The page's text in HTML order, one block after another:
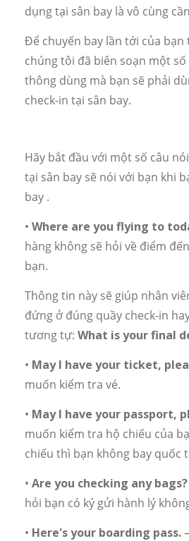
dụng tại sân bay là vô cùng
Để chuyến bay lần tới của
chúng tôi đã biên soạn một
thông dùng mà bạn sẽ phải
check-in tại sân bay.
Hãy bắt đầu với một số câu
tại sân bay sẽ nói với bạn khi
bay .
• Where are you flying to
hàng không sẽ hỏi về điểm
bạn.
Thông tin này sẽ giúp nhân
đứng ở đúng quầy check-in
tương tự: What is your final
• May I have your ticket,
muốn kiểm tra vé.
• May I have your passport,
muốn kiểm tra hộ chiếu của
chiếu thì bạn không bay quốc
• Are you checking any bags?
hỏi bạn có ký gửi hành lý
• Here's your boarding pass.